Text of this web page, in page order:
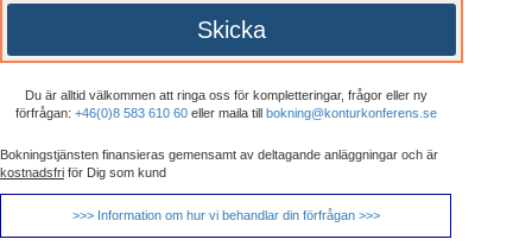
Skicka
Du är alltid välkommen att ringa oss för kompletteringar, frågor eller ny
förfrågan: +46(0)8 583 610 60eller maila till bokning@konturkonferens.se
Bokningstjänsten finansieras gemensamt av deltagande anläggningar och är
kostnadsfri för Dig som kund
>>> Information om hur vi behandlar din förfrågan >>>